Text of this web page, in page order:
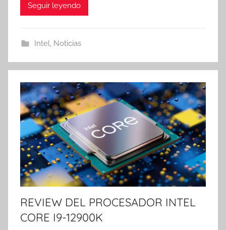
Seguir leyendo
Intel, Noticias
REVIEW DEL PROCESADOR INTEL
CORE I9-12900K